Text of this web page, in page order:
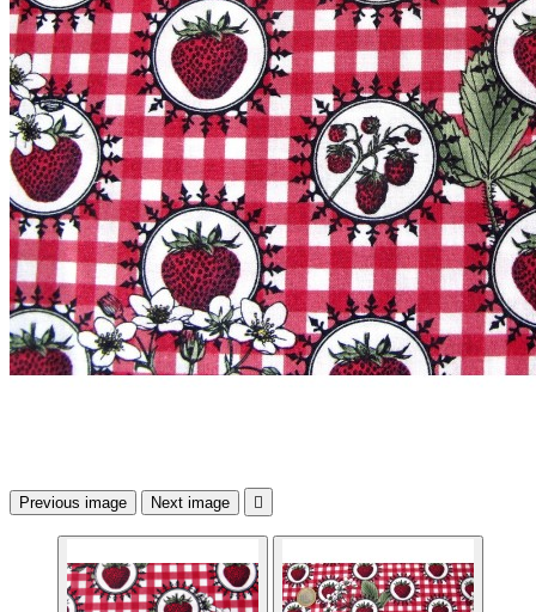
Previous image Next image 